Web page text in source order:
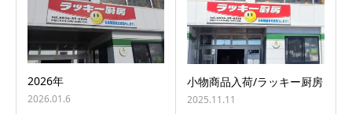
2026年
2026.01.6
小物商品入荷/ラッキー厨房
2025.11.11